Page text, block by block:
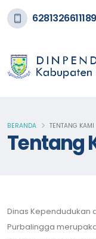
6281326611189
Tentang
BERANDA TENTANG KAMI
Dinas Kependudukan
Purbalingga